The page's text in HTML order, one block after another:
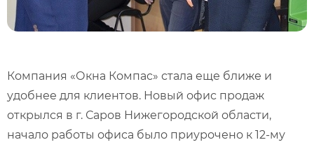
Компания «Окна Компас» стала еще ближе и
удобнее для клиентов. Новый офис продаж
открылся в г. Саров Нижегородской области,
начало работы офиса было приурочено к 12-му